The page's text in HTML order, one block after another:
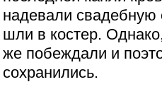
надевали
шли в костер.
же побеждали и
сохранились.